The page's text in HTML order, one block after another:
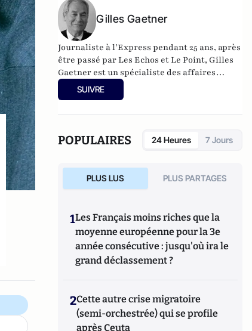
Gilles Gaetner
Journaliste à l’Express pendant 25 ans, après
être passé par Les Echos et Le Point, Gilles
Gaetner est un spécialiste des affaires
politico-financières. Il a consacré un
ouvrage remarqué au président de la
d’une quinzaine de livres parmi lesquels
L’Argent facile, dictionnaire de la corruption
les secrets de Roland Dumas (Jean-Claude
Lattès), La République des imposteurs
SUIVRE
POPULAIRES 24 Heures 7 Jours
PLUS LUS PLUS PARTAGES
1Les Français moins riches que la
moyenne européenne pour la 3e
année consécutive : jusqu'où ira le
grand déclassement ?
2Cette autre crise migratoire
(semi-orchestrée) qui se profile
après Ceuta